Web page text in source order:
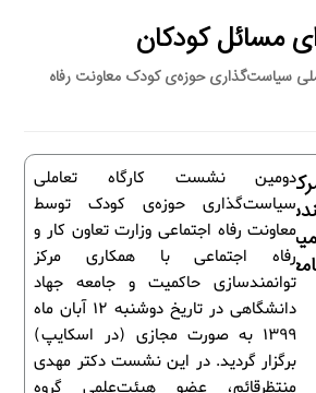
مسائل کودکان
سیاست‌گذاری حوزه‌ی کودک معاونت رفاه
دومین نشست کارگاه تعاملی
سیاست‌گذاری حوزه‌ی کودک توسط
معاونت رفاه اجتماعی وزارت تعاون کار و
رفاه اجتماعی با همکاری مرکز
توانمندسازی حاکمیت و جامعه جهاد
دانشگاهی در تاریخ دوشنبه 12 آبان ماه
1399 به صورت مجازی (در اسکایپ)
برگزار گردید. در این نشست دکتر مهدی
منتظرقائم، عضو هیئت‌علمی گروه
و